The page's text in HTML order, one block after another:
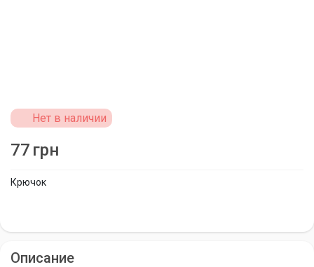
Крючок
Нет в наличии
77 грн
Описание